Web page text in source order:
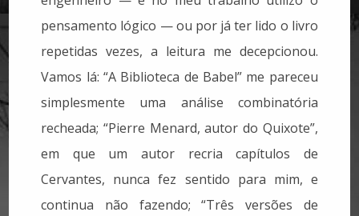
pensamento lógico — ou por já ter lido o livro
repetidas vezes, a leitura me decepcionou.
Vamos lá: “A Biblioteca de Babel” me pareceu
simplesmente uma análise combinatória
recheada; “Pierre Menard, autor do Quixote”,
em que um autor recria capítulos de
Cervantes, nunca fez sentido para mim, e
continua não fazendo; “Três versões de